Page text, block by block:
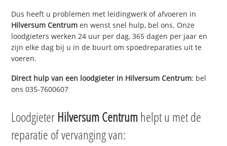
Dus heeft u problemen met leidingwerk of afvoeren in
Hilversum Centrum en wenst snel hulp, bel ons. Onze
loodgieters werken 24 uur per dag, 365 dagen per jaar en
zijn elke dag bij u in de buurt om spoedreparaties uit te
voeren.
Direct hulp van een loodgieter in Hilversum Centrum: bel
ons 035-7600607
Loodgieter Hilversum Centrumhelpt u met de
reparatie of vervanging van: